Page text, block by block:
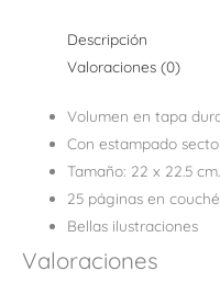
Descripción
Valoraciones (0)
Volumen en tapa
Con estampado
Tamaño: 22 x 22.5 cm.
25 páginas en
Bellas ilustraciones
Valoraciones